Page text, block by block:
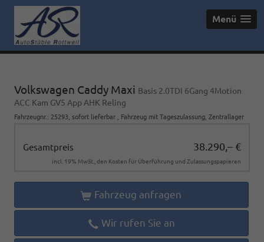
Menü
Volkswagen Caddy Maxi Basis 2.0TDI 6Gang 4Motion
ACC Kam GV5 App AHK Reling
Fahrzeugnr. : 25293 sofort lieferbar Fahrzeug mit Tageszulassung , Zentrallager
Gesamtpreis 38.290,– €
incl. 19% MwSt., den Kosten für Überführung und Zulassungspapieren
Fahrzeug anfragen
Wir rufen Sie an